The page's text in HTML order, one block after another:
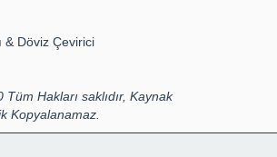
& Döviz Çevirici
Hakları saklıdır, Kaynak
Kopyalanamaz.